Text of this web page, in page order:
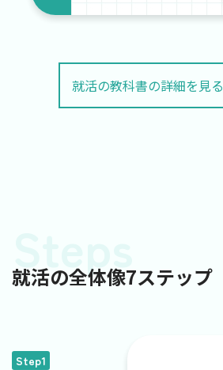
就活の教科書の詳細を見る
就活の全体像7ステップ
Step1